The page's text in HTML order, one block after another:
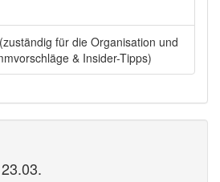
(zuständig für die Organisation und
& Insider-Tipps)